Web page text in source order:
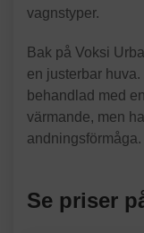
vagnstyper.
Bak på Voksi
en justerbar
behandlad med
värmande, men
andningsförmåga.
Se priser